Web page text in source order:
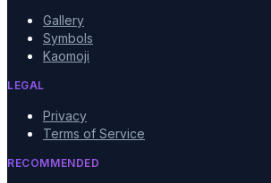
Gallery
Symbols
Kaomoji
LEGAL
Privacy
Terms of Service
RECOMMENDED